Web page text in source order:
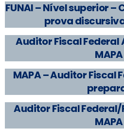
FUNAI – Nível superior –
prova
Auditor Fiscal
MAPA
MAPA – Auditor Fiscal
Auditor Fiscal
MAPA